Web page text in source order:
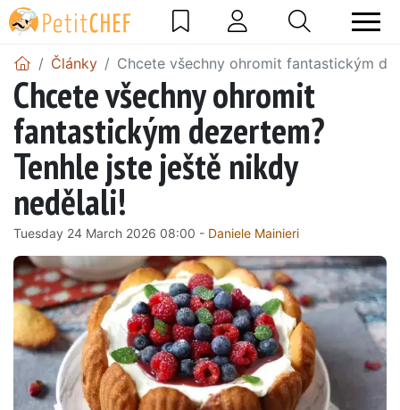
Články Chcete všechny ohromit fantastickým
Chcete všechny ohromit
fantastickým dezertem?
Tenhle jste ještě nikdy
nedělali!
Tuesday 24 March 2026 08:00 - Daniele Mainieri